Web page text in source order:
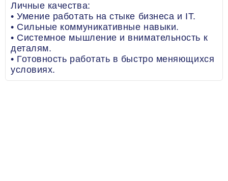
Личные качества:
• Умение работать на стыке бизнеса и IT.
• Сильные коммуникативные навыки.
• Системное мышление и внимательность к
деталям.
• Готовность работать в быстро меняющихся
условиях.